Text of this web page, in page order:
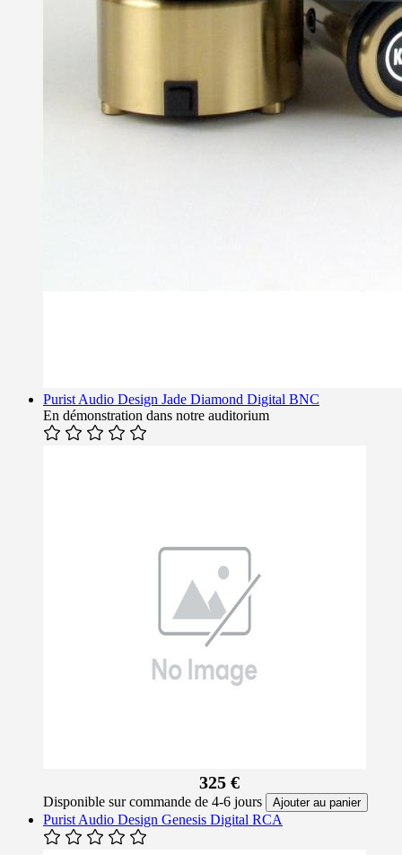
Purist Audio Design Jade Diamond Digital BNC
En démonstration dans notre auditorium
325 €
Disponible sur commande de 4-6 jours Ajouter au panier
Purist Audio Design Genesis Digital RCA